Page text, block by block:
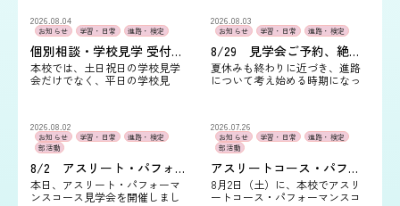
2026.08.04
お知らせ 学習・日常 進路・検定
個別相談・学校見学 受付中！
本校では、土日祝日の学校見学
会だけでなく、平日の学校見
について相談した…
2026.08.03
お知らせ 学習・日常 進路・検定
8/29 見学会ご予約、絶賛受付中です。
夏休みも終わりに近づき、進路
について考え始める時期になっ
生…
2026.08.02
お知らせ 学習・日常
進路・検定
部活動
8/2 アスリート・パフォーマンスコース見学会を開催しました。
本日、アスリート・パフォーマ
ンスコース見学会を開催しまし
2026.07.26
お知らせ 学習・日常
進路・検定
部活動
アスリートコース・パフォーマンスコース見学会のご案内
8月2日（土）に、本校でアスリ
ートコース・パフォーマンスコ